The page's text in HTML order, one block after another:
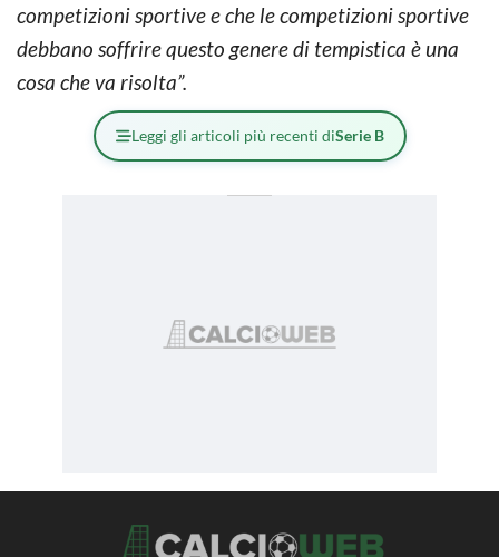
competizioni sportive e che le competizioni sportive
debbano soffrire questo genere di tempistica è una
cosa che va risolta”.
Leggi gli articoli più recenti diSerie B